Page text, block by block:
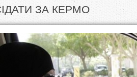
ЗА КЕРМО